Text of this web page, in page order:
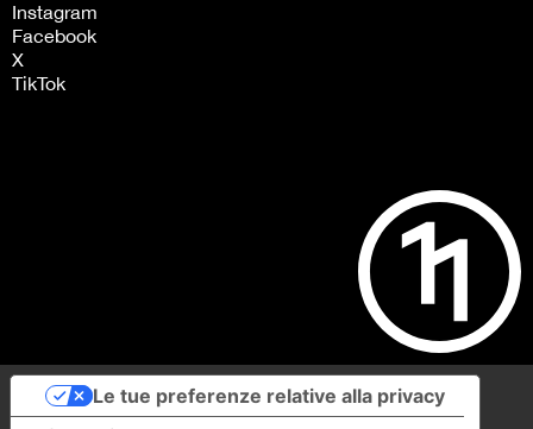
Instagram
Facebook
X
TikTok
Le tue preferenze relative alla privacy